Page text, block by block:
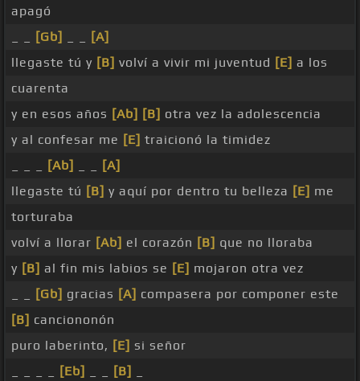
apagó
[Gb]
[A]
llegaste tú y [B] volví a vivir mi juventud [E] a los
cuarenta
y en esos años [Ab] [B] otra vez la adolescencia
y al confesar me [E] traicionó la timidez
[Ab]
[A]
llegaste tú [B] y aquí por dentro tu belleza [E] me
torturaba
volví a llorar [Ab] el corazón [B] que no lloraba
y [B] al fin mis labios se [E] mojaron otra vez
[Gb] gracias [A] compasera por componer este
[B] canciononón
puro laberinto, [E] si señor
[Eb] [B]